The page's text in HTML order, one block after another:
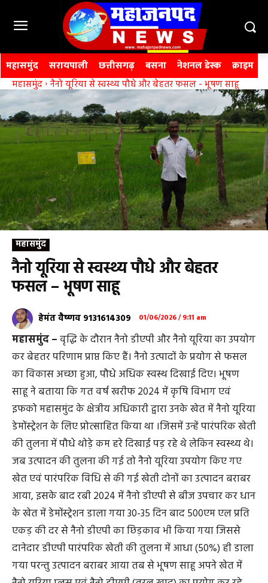
महासमुंद सरायपाली छत्तीसगढ़ बसना नेशनल डेस्क क्राइम
महासमुंद नैनो यूरिया से स्वस्थ्य पौधे और बेहतर फसल - भूषण साहू
महासमुंद
नैनो यूरिया से स्वस्थ्य पौधे और बेहतर
फसल – भूषण साहू
हेमंत वैष्णव 9131614309 01/06/2026 / 9:11 am
महासमुंद –वृद्धि के दौरान नैनो डीएपी और नैनो यूरिया का उपयोग
कर बेहतर परिणाम प्राप्त किए हैं। नैनो उत्पादों के प्रयोग से फसल
का विकास अच्छा हुआ, पौधे अधिक स्वस्थ दिखाई दिए। भूषण
साहू ने बताया कि गत वर्ष खरीफ 2024 में कृषि विभाग एवं
इफको महासमुंद के क्षेत्रीय अधिकारी द्वारा उनके खेत में नैनो यूरिया
डेमोंस्ट्रेशन के लिए प्रोत्साहित किया था ।जिसमें उन्हें पारंपरिक खेती
की तुलना में पौधे थोड़े कम हरे दिखाई पड़ रहे थे लेकिन स्वस्थ्य थे।
जब उत्पादन की तुलना की गई तो नैनो यूरिया उपयोग किए गए
खेत एवं पारंपरिक विधि से की गई खेती दोनों का उत्पादन बराबर
आया, इसके बाद रबी 2024 में नैनो डीएपी से बीज उपचार कर धान
के खेत में डेमोंस्ट्रेशन डाला गया 30-35 दिन बाद 500एम एल प्रति
एकड़ की दर से नैनो डीएपी का छिड़काव भी किया गया जिससे
दानेदार डीएपी पारंपरिक खेती की तुलना में आधा (50%) ही डाला
गया परन्तु उत्पादन बराबर आया तब से भूषण साहू अपने खेत में